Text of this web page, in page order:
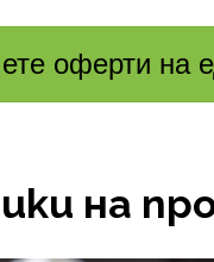
оферти на
на